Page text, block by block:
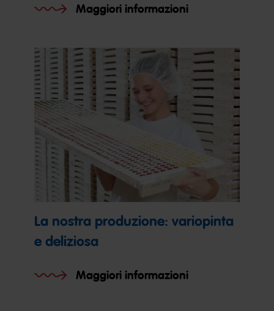
Maggiori informazioni
La nostra produzione: variopinta
e deliziosa
Maggiori informazioni